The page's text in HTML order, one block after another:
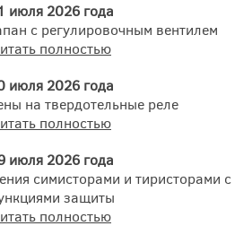
июля 2026 года
с регулировочным вентилем
полностью
июля 2026 года
на твердотельные реле
полностью
июля 2026 года
симисторами и тиристорами с
защиты
полностью